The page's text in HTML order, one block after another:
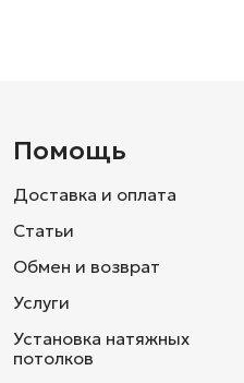
Помощь
Доставка и оплата
Статьи
Обмен и возврат
Услуги
Установка натяжных
потолков